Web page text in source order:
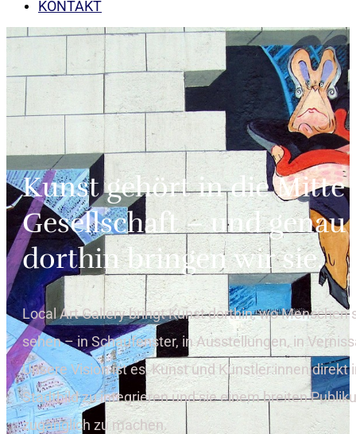
KONTAKT
Kunst gehört in die Mitte
Gesellschaft – und genau
dorthin bringen wir sie.
Local Art Gallery bringt Kunst dorthin, wo Menschen
sehen – in Schaufenster, in Ausstellungen, in
Unsere Vision ist es, Kunst und Künstler:innen direkt
Stadtbild zu integrieren und sie einem breiten
zugänglich zu machen.